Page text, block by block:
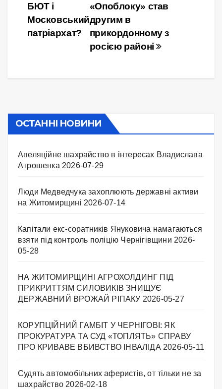
«Опоблоку» став
другим в
прикордонному з
росією районі
БЮТ і
Московський
патріархат?
ОСТАННІ НОВИНИ
Апеляційне шахрайство в інтересах Владислава
Атрошенка 2026-07-29
Люди Медведчука захоплюють державні активи
на Житомирщині 2026-07-14
Капітали екс-соратників Януковича намагаються
взяти під контроль поліцію Чернігівщини 2026-
05-28
НА ЖИТОМИРЩИНІ АГРОХОЛДИНГ ПІД
ПРИКРИТТЯМ СИЛОВИКІВ ЗНИЩУЄ
ДЕРЖАВНИЙ ВРОЖАЙ РІПАКУ ​ 2026-05-27
КОРУПЦІЙНИЙ ГАМБІТ У ЧЕРНІГОВІ: ЯК
ПРОКУРАТУРА ТА СУД «ТОПЛЯТЬ» СПРАВУ
ПРО КРИВАВЕ ВБИВСТВО ІНВАЛІДА 2026-05-11
Судять автомобільних аферистів, от тільки не за
шахрайство 2026-02-18